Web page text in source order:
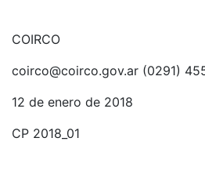
COIRCO
coirco@coirco.gov.ar (0291)
12 de enero de 2018
CP 2018_01